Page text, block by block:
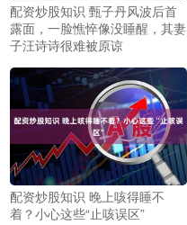
配资炒股知识 甄子丹风波后首
露面，一脸憔悴像没睡醒，其妻
子汪诗诗很难被原谅
配资炒股知识 晚上咳得睡不
着？小心这些“止咳误区”